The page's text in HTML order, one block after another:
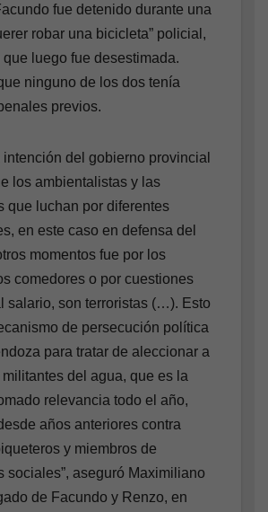
fue detenido durante una
robar una bicicleta” policial,
luego fue desestimada.
ninguno de los dos tenía
previos.
intención del gobierno provincial
los ambientalistas y las
que luchan por diferentes
en este caso en defensa del
momentos fue por los
comedores o por cuestiones
salario, son terroristas (…). Esto
de persecución política
para tratar de aleccionar a
militantes del agua, que es la
relevancia todo el año,
años anteriores contra
y miembros de
sociales”, aseguró Maximiliano
de Facundo y Renzo, en